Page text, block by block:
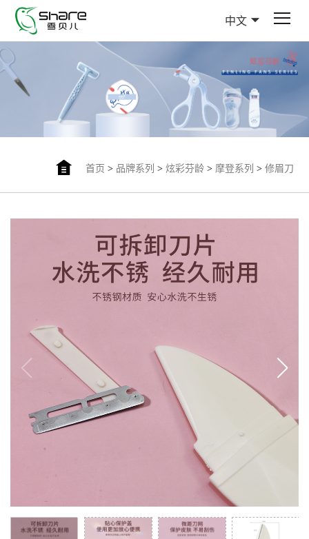
中文
首页 > 品牌系列 > 炫彩芬龄> 摩登系列 > 修眉刀